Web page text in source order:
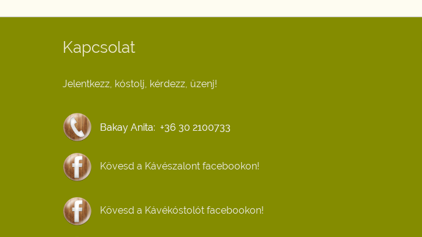
Kapcsolat
Jelentkezz, kóstolj, kérdezz, üzenj!
Kövesd a Kávészalont facebookon!
Kövesd a Kávékóstolót facebookon!